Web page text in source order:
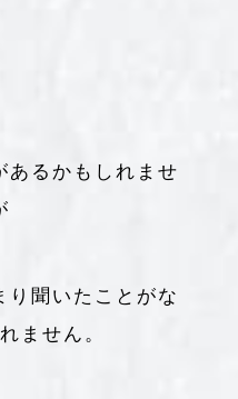
あるかもしれませ
り聞いたことがな
ません。